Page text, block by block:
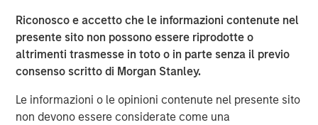
Riconosco e accetto che le informazioni contenute nel
presente sito non possono essere riprodotte o
altrimenti trasmesse in toto o in parte senza il previo
consenso scritto di Morgan Stanley.
Le informazioni o le opinioni contenute nel presente sito
non devono essere considerate come una
Morgan Stanley Capital Partners
Morgan Stanley Capital Partners manages a middle-
market private equity platform with a strong focus on
value creation. The team has invested capital in a broad
spectrum of industries for over two decades.